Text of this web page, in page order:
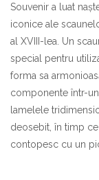
Souvenir a luat
iconice ale
al XVIII-lea. Un
special pentru
forma sa
componente într-
lamelele
deosebit, în timp
contopesc cu un